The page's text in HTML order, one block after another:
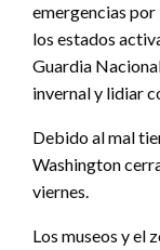
emergencias por
los estados
Guardia
invernal y lidiar
Debido al mal
Washington
viernes.
Los museos y el